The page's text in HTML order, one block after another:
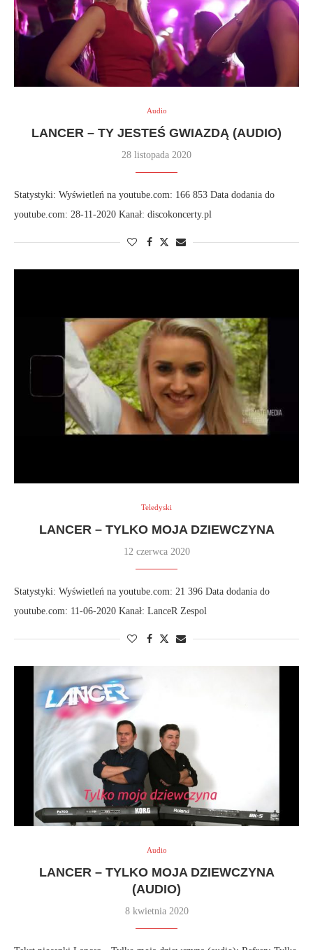
Audio
LANCER – TY JESTEŚ GWIAZDĄ (AUDIO)
28 listopada 2020
Statystyki: Wyświetleń na youtube.com: 166 853 Data dodania do
youtube.com: 28-11-2020 Kanał: discokoncerty.pl
Teledyski
LANCER – TYLKO MOJA DZIEWCZYNA
12 czerwca 2020
Statystyki: Wyświetleń na youtube.com: 21 396 Data dodania do
youtube.com: 11-06-2020 Kanał: LanceR Zespol
Audio
LANCER – TYLKO MOJA DZIEWCZYNA
(AUDIO)
8 kwietnia 2020